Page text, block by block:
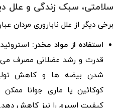
سلامتی، سبک زندگی و علل
برخی دیگر از علل ناباروری مردان
استفاده از مواد مخدر:
قدرت و رشد عضلانی مصرف
شدن بیضه ها و کاهش
کوکائین یا ماری جوانا
کیفیت اسپرم را نیز کاهش دهد.